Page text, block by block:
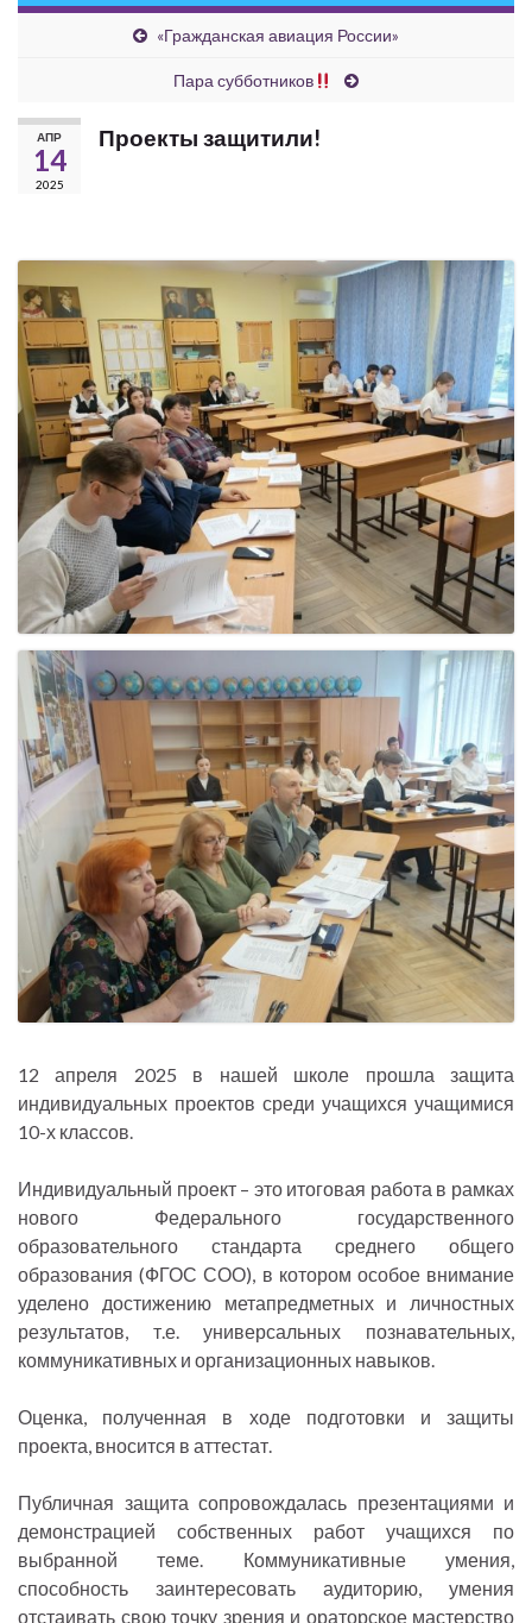
«Гражданская авиация России»
Пара субботников
АПР
14
2025
Проекты защитили!
12 апреля 2025 в нашей школе прошла защита
индивидуальных проектов среди учащихся учащимися
10-х классов.
Индивидуальный проект – это итоговая работа в рамках
нового Федерального государственного
образовательного стандарта среднего общего
образования (ФГОС СОО), в котором особое внимание
уделено достижению метапредметных и личностных
результатов, т.е. универсальных познавательных,
коммуникативных и организационных навыков.
Оценка, полученная в ходе подготовки и защиты
проекта, вносится в аттестат.
Публичная защита сопровождалась презентациями и
демонстрацией собственных работ учащихся по
выбранной теме. Коммуникативные умения,
способность заинтересовать аудиторию, умения
отстаивать свою точку зрения и ораторское мастерство